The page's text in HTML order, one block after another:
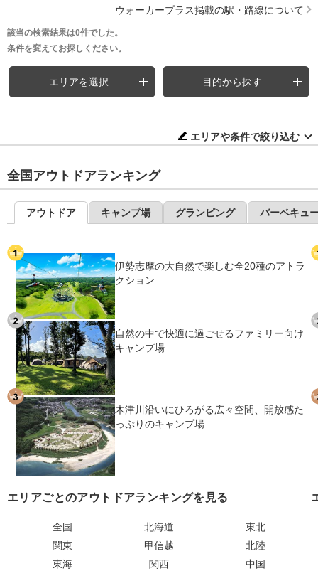
ウォーカープラス掲載の駅・路線について
該当の検索結果は0件でした。
条件を変えてお探しください。
エリアを選択 目的から探す
エリアや条件で絞り込む
全国アウトドアランキング
アウトドア キャンプ場 グランピング バーベキュ
伊勢志摩の大自然で楽しむ全20種のアトラ
クション
自然の中で快適に過ごせるファミリー向け
キャンプ場
木津川沿いにひろがる広々空間、開放感た
っぷりのキャンプ場
エリアごとのアウトドアランキングを見る
全国 北海道
東北
関東
甲信越
北陸
東海
関西
中国